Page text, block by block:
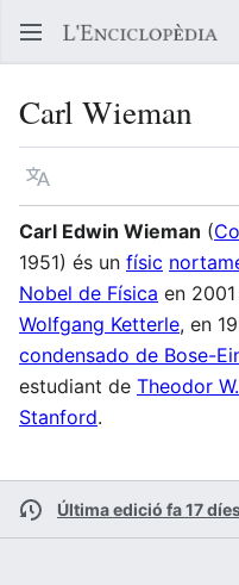
Carl Wieman
Llegir en un atre idioma
Carl Edwin Wieman (
1951) és un físic
Nobel de Física en
Wolfgang Ketterle, en
condensado de Bose-
estudiant de Theodor
Stanford.
Última edició fa 17